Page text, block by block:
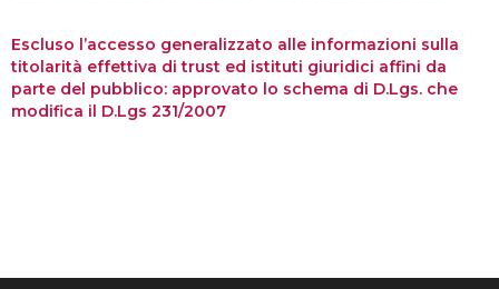
Escluso l’accesso generalizzato alle informazioni sulla
titolarità effettiva di trust ed istituti giuridici affini da
parte del pubblico: approvato lo schema di D.Lgs. che
modifica il D.Lgs 231/2007